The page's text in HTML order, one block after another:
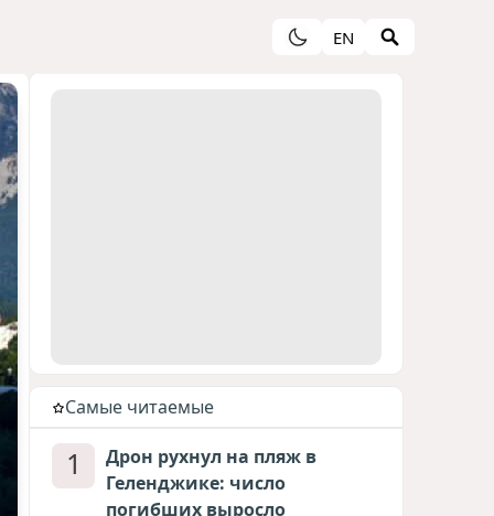
EN
Cамые читаемые
1
Дрон рухнул на пляж в
Геленджике: число
погибших выросло